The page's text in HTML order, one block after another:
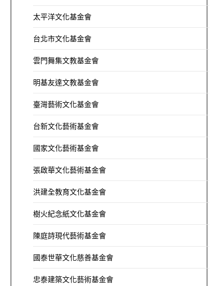
太平洋文化基金會
台北市文化基金會
雲門舞集文教基金會
明基友達文教基金會
臺灣藝術文化基金會
台新文化藝術基金會
國家文化藝術基金會
張啟華文化藝術基金會
洪建全教育文化基金會
樹火紀念紙文化基金會
陳庭詩現代藝術基金會
國泰世華文化慈善基金會
忠泰建築文化藝術基金會